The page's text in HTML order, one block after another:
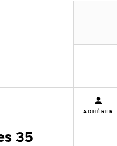
ADHÉRER
35